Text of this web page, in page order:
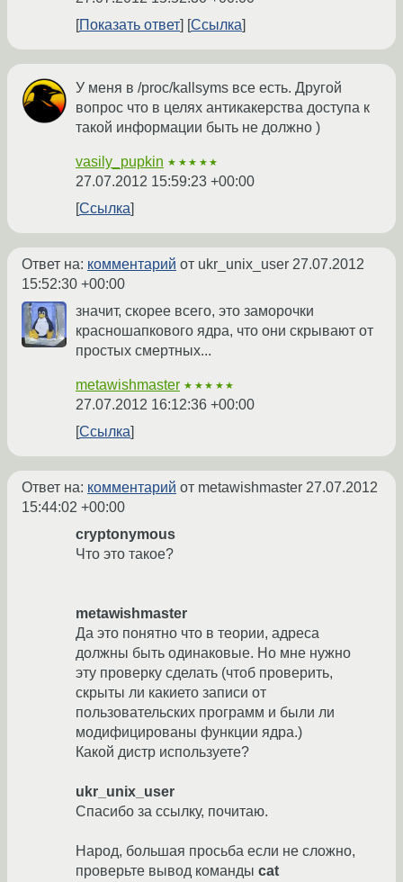
Показать ответ
Ссылка
У меня в /proc/kallsyms все есть. Другой
вопрос что в целях антикакерства доступа к
такой информации быть не должно )
vasily_pupkin ★★★★★
27.07.2012 15:59:23 +00:00
Ссылка
Ответ на: комментарий от ukr_unix_user 27.07.2012
15:52:30 +00:00
значит, скорее всего, это заморочки
красношапкового ядра, что они скрывают от
простых смертных...
metawishmaster ★★★★★
27.07.2012 16:12:36 +00:00
Ссылка
Ответ на: комментарий от metawishmaster 27.07.2012
15:44:02 +00:00
cryptonymous
Что это такое?
metawishmaster
Да это понятно что в теории, адреса
должны быть одинаковые. Но мне нужно
эту проверку сделать (чтоб проверить,
скрыты ли какието записи от
пользовательских программ и были ли
модифицированы функции ядра.)
Какой дистр используете?
ukr_unix_user
Спасибо за ссылку, почитаю.
Народ, большая просьба если не сложно,
проверьте вывод команды cat